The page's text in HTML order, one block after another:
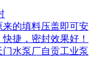
的填料压盖即可安
捷，密封效果好！
门水泵厂自贡工业泵